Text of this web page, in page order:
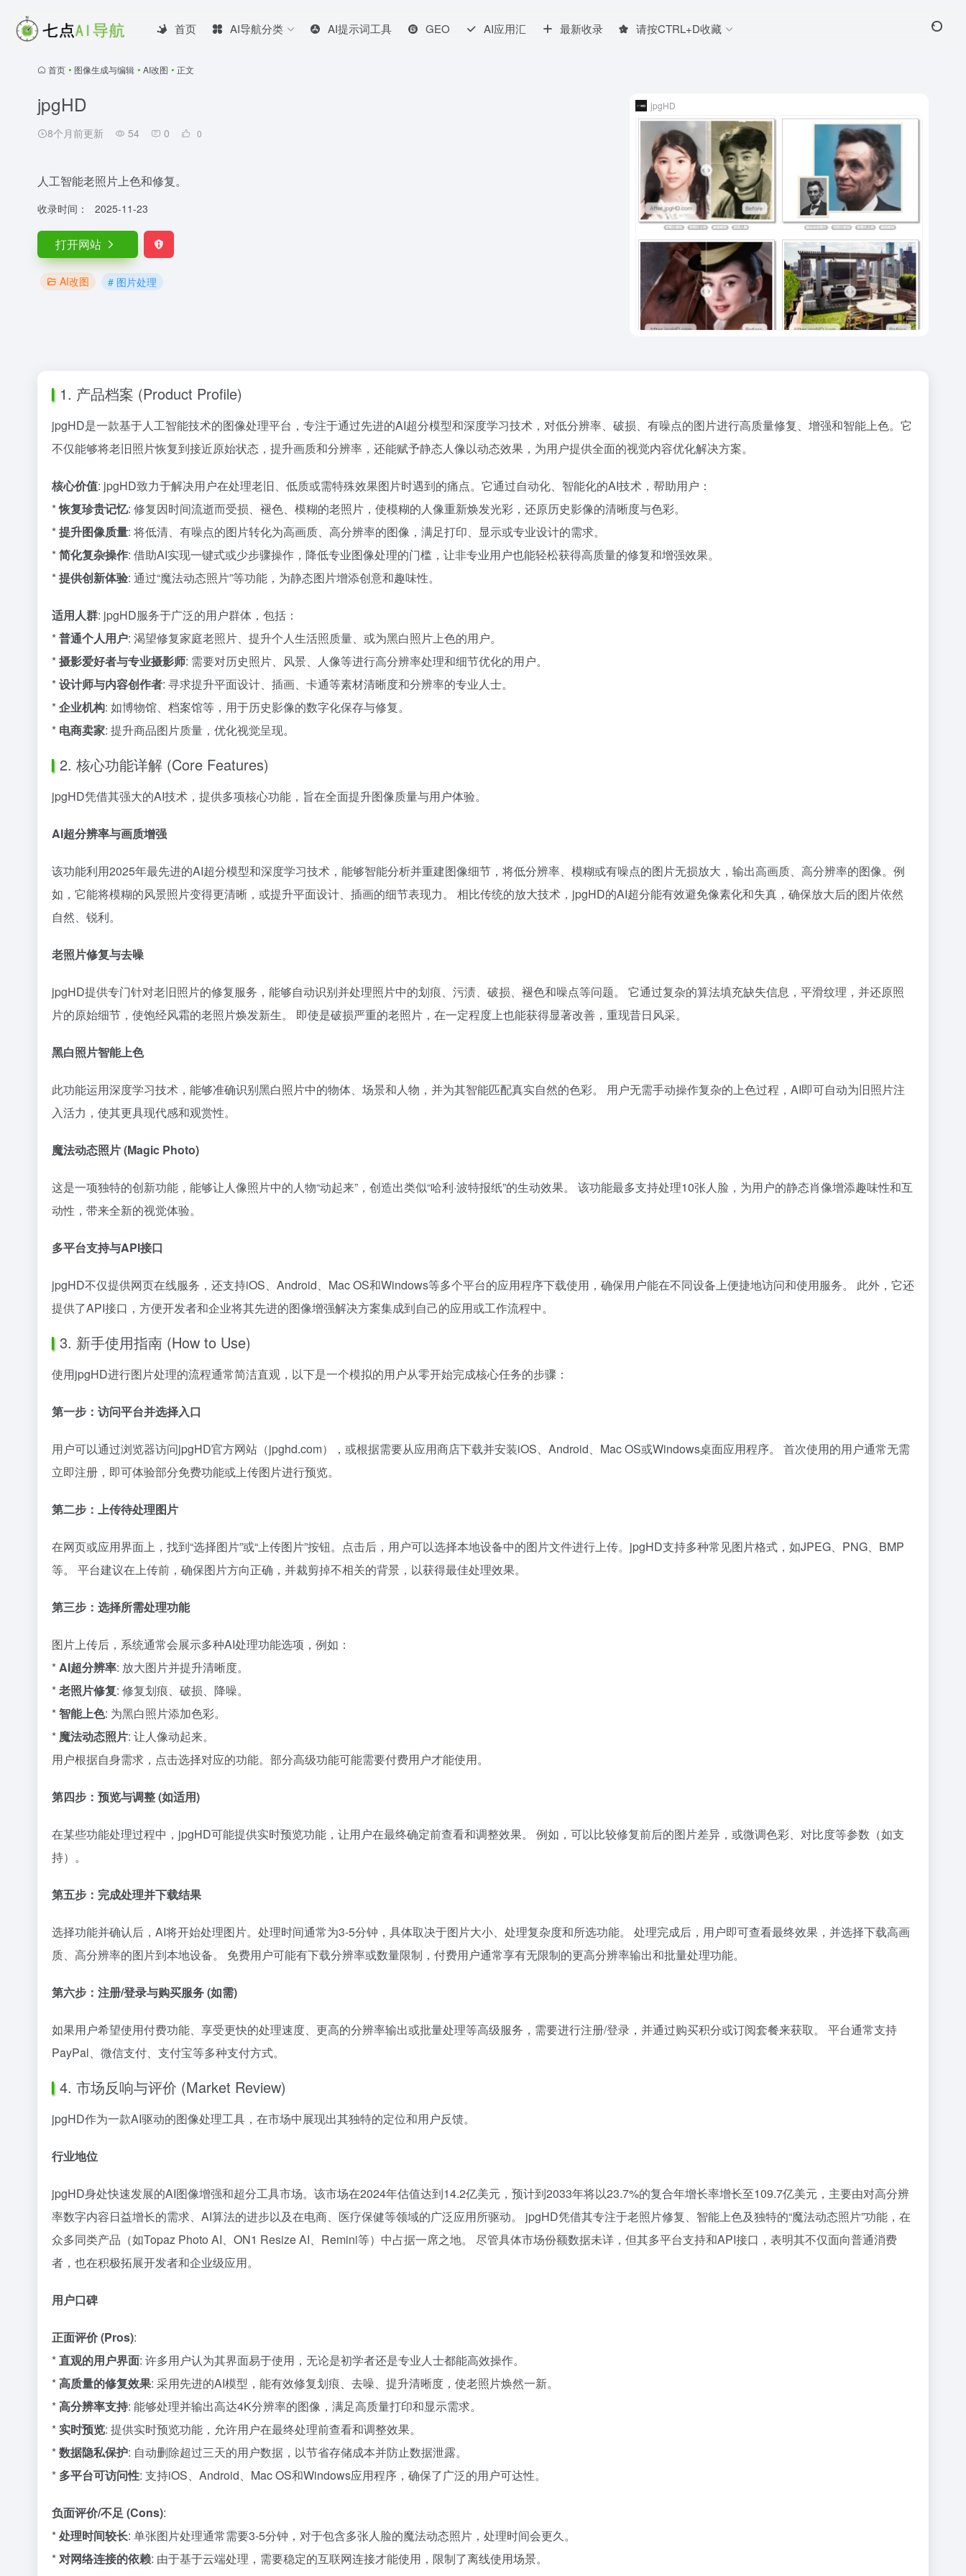
首页 AI导航分类 AI提示词工具 GEO AI应用汇 最新收录 请按CTRL+D收藏
首页 • 图像生成与编辑 • AI改图 • 正文
jpgHD
8个月前更新 54 0 0
人工智能老照片上色和修复。
收录时间： 2025-11-23
打开网站
AI改图 # 图片处理
jpgHD
1. 产品档案 (Product Profile)
jpgHD是一款基于人工智能技术的图像处理平台，专注于通过先进的AI超分模型和深度学习技术，对低分辨率、破损、有噪点的图片进行高质量修复、增强和智能上色。它
不仅能够将老旧照片恢复到接近原始状态，提升画质和分辨率，还能赋予静态人像以动态效果，为用户提供全面的视觉内容优化解决方案。
核心价值: jpgHD致力于解决用户在处理老旧、低质或需特殊效果图片时遇到的痛点。它通过自动化、智能化的AI技术，帮助用户：
*恢复珍贵记忆: 修复因时间流逝而受损、褪色、模糊的老照片，使模糊的人像重新焕发光彩，还原历史影像的清晰度与色彩。
*提升图像质量: 将低清、有噪点的图片转化为高画质、高分辨率的图像，满足打印、显示或专业设计的需求。
*简化复杂操作: 借助AI实现一键式或少步骤操作，降低专业图像处理的门槛，让非专业用户也能轻松获得高质量的修复和增强效果。
*提供创新体验: 通过“魔法动态照片”等功能，为静态图片增添创意和趣味性。
适用人群: jpgHD服务于广泛的用户群体，包括：
*普通个人用户: 渴望修复家庭老照片、提升个人生活照质量、或为黑白照片上色的用户。
*摄影爱好者与专业摄影师: 需要对历史照片、风景、人像等进行高分辨率处理和细节优化的用户。
*设计师与内容创作者: 寻求提升平面设计、插画、卡通等素材清晰度和分辨率的专业人士。
*企业机构: 如博物馆、档案馆等，用于历史影像的数字化保存与修复。
* 电商卖家: 提升商品图片质量，优化视觉呈现。
2. 核心功能详解 (Core Features)
jpgHD凭借其强大的AI技术，提供多项核心功能，旨在全面提升图像质量与用户体验。
AI超分辨率与画质增强
该功能利用2025年最先进的AI超分模型和深度学习技术，能够智能分析并重建图像细节，将低分辨率、模糊或有噪点的图片无损放大，输出高画质、高分辨率的图像。例
如，它能将模糊的风景照片变得更清晰，或提升平面设计、插画的细节表现力。 相比传统的放大技术，jpgHD的AI超分能有效避免像素化和失真，确保放大后的图片依然
自然、锐利。
老照片修复与去噪
jpgHD提供专门针对老旧照片的修复服务，能够自动识别并处理照片中的划痕、污渍、破损、褪色和噪点等问题。 它通过复杂的算法填充缺失信息，平滑纹理，并还原照
片的原始细节，使饱经风霜的老照片焕发新生。 即使是破损严重的老照片，在一定程度上也能获得显著改善，重现昔日风采。
黑白照片智能上色
此功能运用深度学习技术，能够准确识别黑白照片中的物体、场景和人物，并为其智能匹配真实自然的色彩。 用户无需手动操作复杂的上色过程，AI即可自动为旧照片注
入活力，使其更具现代感和观赏性。
魔法动态照片 (Magic Photo)
这是一项独特的创新功能，能够让人像照片中的人物“动起来”，创造出类似“哈利·波特报纸”的生动效果。 该功能最多支持处理10张人脸，为用户的静态肖像增添趣味性和互
动性，带来全新的视觉体验。
多平台支持与API接口
jpgHD不仅提供网页在线服务，还支持iOS、Android、Mac OS和Windows等多个平台的应用程序下载使用，确保用户能在不同设备上便捷地访问和使用服务。 此外，它还
提供了API接口，方便开发者和企业将其先进的图像增强解决方案集成到自己的应用或工作流程中。
3. 新手使用指南 (How to Use)
使用jpgHD进行图片处理的流程通常简洁直观，以下是一个模拟的用户从零开始完成核心任务的步骤：
第一步：访问平台并选择入口
用户可以通过浏览器访问jpgHD官方网站（jpghd.com），或根据需要从应用商店下载并安装iOS、Android、Mac OS或Windows桌面应用程序。 首次使用的用户通常无需
立即注册，即可体验部分免费功能或上传图片进行预览。
第二步：上传待处理图片
在网页或应用界面上，找到“选择图片”或“上传图片”按钮。点击后，用户可以选择本地设备中的图片文件进行上传。jpgHD支持多种常见图片格式，如JPEG、PNG、BMP
等。 平台建议在上传前，确保图片方向正确，并裁剪掉不相关的背景，以获得最佳处理效果。
第三步：选择所需处理功能
图片上传后，系统通常会展示多种AI处理功能选项，例如：
*AI超分辨率: 放大图片并提升清晰度。
*老照片修复: 修复划痕、破损、降噪。
*智能上色: 为黑白照片添加色彩。
* 魔法动态照片: 让人像动起来。
用户根据自身需求，点击选择对应的功能。部分高级功能可能需要付费用户才能使用。
第四步：预览与调整 (如适用)
在某些功能处理过程中，jpgHD可能提供实时预览功能，让用户在最终确定前查看和调整效果。 例如，可以比较修复前后的图片差异，或微调色彩、对比度等参数（如支
持）。
第五步：完成处理并下载结果
选择功能并确认后，AI将开始处理图片。处理时间通常为3-5分钟，具体取决于图片大小、处理复杂度和所选功能。 处理完成后，用户即可查看最终效果，并选择下载高画
质、高分辨率的图片到本地设备。 免费用户可能有下载分辨率或数量限制，付费用户通常享有无限制的更高分辨率输出和批量处理功能。
第六步：注册/登录与购买服务 (如需)
如果用户希望使用付费功能、享受更快的处理速度、更高的分辨率输出或批量处理等高级服务，需要进行注册/登录，并通过购买积分或订阅套餐来获取。 平台通常支持
PayPal、微信支付、支付宝等多种支付方式。
4. 市场反响与评价 (Market Review)
jpgHD作为一款AI驱动的图像处理工具，在市场中展现出其独特的定位和用户反馈。
行业地位
jpgHD身处快速发展的AI图像增强和超分工具市场。该市场在2024年估值达到14.2亿美元，预计到2033年将以23.7%的复合年增长率增长至109.7亿美元，主要由对高分辨
率数字内容日益增长的需求、AI算法的进步以及在电商、医疗保健等领域的广泛应用所驱动。 jpgHD凭借其专注于老照片修复、智能上色及独特的“魔法动态照片”功能，在
众多同类产品（如Topaz Photo AI、ON1 Resize AI、Remini等）中占据一席之地。 尽管具体市场份额数据未详，但其多平台支持和API接口，表明其不仅面向普通消费
者，也在积极拓展开发者和企业级应用。
用户口碑
正面评价 (Pros):
*直观的用户界面: 许多用户认为其界面易于使用，无论是初学者还是专业人士都能高效操作。
*高质量的修复效果: 采用先进的AI模型，能有效修复划痕、去噪、提升清晰度，使老照片焕然一新。
*高分辨率支持: 能够处理并输出高达4K分辨率的图像，满足高质量打印和显示需求。
*实时预览: 提供实时预览功能，允许用户在最终处理前查看和调整效果。
*数据隐私保护: 自动删除超过三天的用户数据，以节省存储成本并防止数据泄露。
* 多平台可访问性: 支持iOS、Android、Mac OS和Windows应用程序，确保了广泛的用户可达性。
负面评价/不足 (Cons):
*处理时间较长: 单张图片处理通常需要3-5分钟，对于包含多张人脸的魔法动态照片，处理时间会更久。
*对网络连接的依赖: 由于基于云端处理，需要稳定的互联网连接才能使用，限制了离线使用场景。